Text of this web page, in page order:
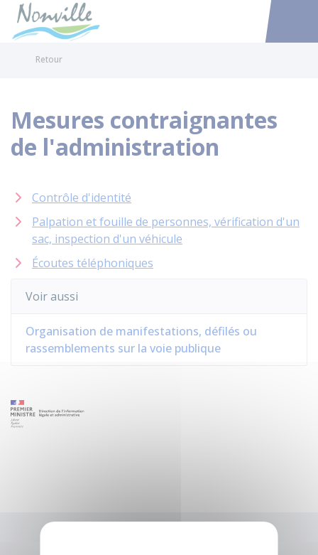
Accéder
Retour
Mesures contraignantes
de l'administration
Contrôle d'identité
Palpation et fouille de personnes, vérification d'un
sac, inspection d'un véhicule
Écoutes téléphoniques
Voir aussi
Organisation de manifestations, défilés ou
rassemblements sur la voie publique